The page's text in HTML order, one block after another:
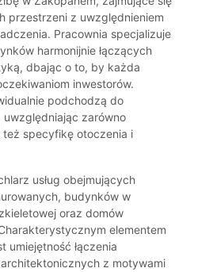
przestrzeni z uwzględnieniem
Pracownia specjalizuje
harmonijnie łączących
dbając o to, by każda
inwestorów.
podchodzą do
zarówno
specyfikę otoczenia i
usług obejmujących
budynków w
oraz domów
elementem
umiejętność łączenia
z motywami